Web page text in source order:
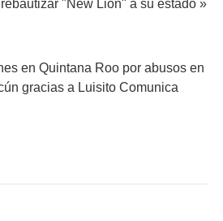
"New Lion" a su estado »
en Quintana Roo por abusos en
gracias a Luisito Comunica